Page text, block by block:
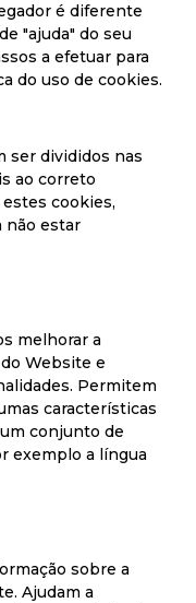
é diferente
"ajuda" do seu
a efetuar para
do uso de cookies.
ser divididos nas
ao correto
cookies,
não estar
melhorar a
Website e
Permitem
características
conjunto de
exemplo a língua
sobre a
Ajudam a